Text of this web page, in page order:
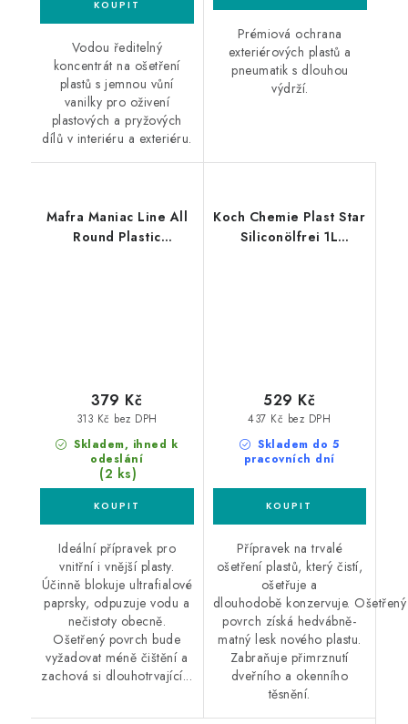
Vodou ředitelný
koncentrát na ošetření
plastů s jemnou vůní
vanilky pro oživení
plastových a pryžových
dílů v interiéru a exteriéru.
Prémiová ochrana
exteriérových plastů a
pneumatik s dlouhou
výdrží.
Mafra Maniac Line All
Round Plastic
Skladem, ihned k
odeslání
(2 ks)
313 Kč bez DPH
379 Kč
Ideální přípravek pro
vnitřní i vnější plasty.
Účinně blokuje ultrafialové
paprsky, odpuzuje vodu a
nečistoty obecně.
Ošetřený povrch bude
vyžadovat méně čištění a
zachová si dlouhotrvající...
Koch Chemie Plast Star
Siliconölfrei 1L
Skladem do 5
pracovních dní
437 Kč bez DPH
529 Kč
Přípravek na trvalé
ošetření plastů, který čistí,
ošetřuje a
dlouhodobě konzervuje. Ošetřený
povrch získá hedvábně-
matný lesk nového plastu.
Zabraňuje přimrznutí
dveřního a okenního
těsnění.